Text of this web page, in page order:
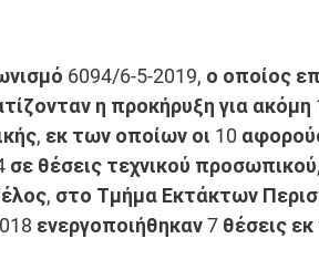
6094/6-5-2019, ο οποίος
η προκήρυξη για ακόμη
εκ των οποίων οι 10
σε θέσεις τεχνικού
στο Τμήμα Εκτάκτων
ενεργοποιήθηκαν 7 θέσεις